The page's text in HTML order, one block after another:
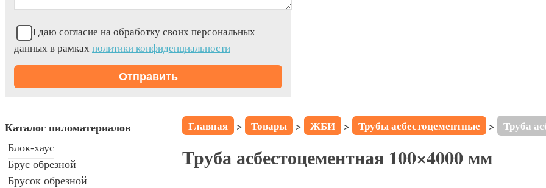
Я даю согласие на обработку своих персональных
данных в рамках политики конфиденциальности
Каталог пиломатериалов
Блок-хаус
Брус обрезной
Брусок обрезной
Главная > Товары > ЖБИ > Трубы асбестоцементные > Труба
Труба асбестоцементная 100×4000 мм